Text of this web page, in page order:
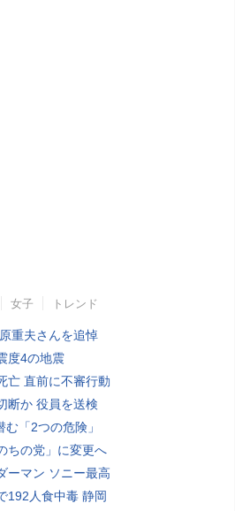
女子 トレンド
重夫さんを追悼
度4の地震
亡 直前に不審行動
断か 役員を送検
「2つの危険」
ちの党」に変更へ
ーマン ソニー最高
192人食中毒 静岡